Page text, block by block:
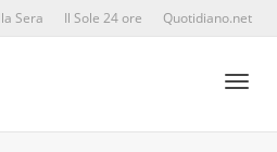
Sera Il Sole 24 ore Quotidiano.net